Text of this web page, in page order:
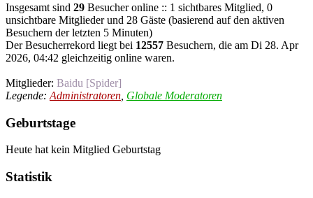
Insgesamt sind 29 Besucher online :: 1 sichtbares Mitglied, 0
unsichtbare Mitglieder und 28 Gäste (basierend auf den aktiven
Besuchern der letzten 5 Minuten)
Der Besucherrekord liegt bei 12557 Besuchern, die am Di 28. Apr
2026, 04:42 gleichzeitig online waren.
Mitglieder: Baidu [Spider]
Legende: Administratoren Globale Moderatoren
Geburtstage
Heute hat kein Mitglied Geburtstag
Statistik